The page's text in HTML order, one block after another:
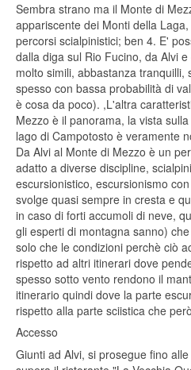
Sembra strano ma il Monte di
appariscente dei Monti della
percorsi scialpinistici; ben 4. E'
dalla diga sul Rio Fucino, da Alvi
molto simili, abbastanza tranquilli,
spesso con bassa probabilità di
è cosa da poco). ,L'altra
Mezzo è il panorama, la vista
lago di Campotosto è veramente
Da Alvi al Monte di Mezzo è un
adatto a diverse discipline,
escursionistico, escursionismo
svolge quasi sempre in cresta e
in caso di forti accumoli di neve,
gli esperti di montagna sanno)
solo che le condizioni perchè ciò
rispetto ad altri itinerari dove
spesso sotto vento rendono il
itinerario quindi dove la parte
rispetto alla parte sciistica che
Accesso
Giunti ad Alvi, si prosegue fino